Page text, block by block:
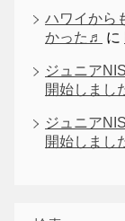
ハワイから
かった♬
に
ジュニア
開始しまし
ジュニア
開始しまし